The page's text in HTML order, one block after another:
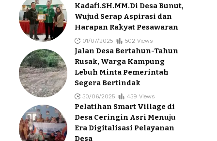
Kadafi.SH.MM.Di Desa Bunut,
Wujud Serap Aspirasi dan
Harapan Rakyat Pesawaran
01/07/2025 502 Views
Jalan Desa Bertahun-Tahun
Rusak, Warga Kampung
Lebuh Minta Pemerintah
Segera Bertindak
30/06/2025 439 Views
Pelatihan Smart Village di
Desa Ceringin Asri Menuju
Era Digitalisasi Pelayanan
Desa